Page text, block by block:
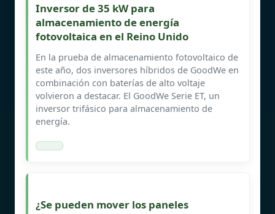
Inversor de 35 kW para
almacenamiento de energía
fotovoltaica en el Reino Unido
En la prueba de almacenamiento fotovoltaico de
este año, dos inversores híbridos de GoodWe en
combinación con baterías de alto voltaje
volvieron a destacar. El GoodWe Serie ET, un
inversor trifásico para almacenamiento de
energía.
¿Se pueden mover los paneles